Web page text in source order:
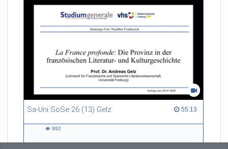
Sa-Uni SoSe 26 (13) Gelz 55:13
55:13 duration
992